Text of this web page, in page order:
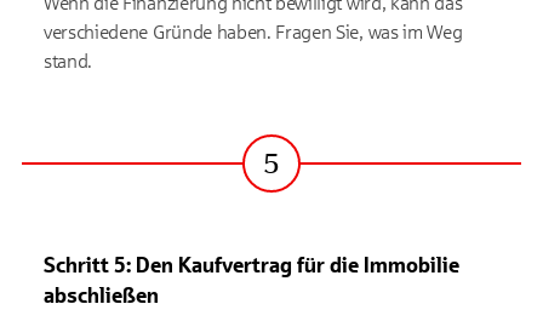
verschiedene Gründe haben. Fragen Sie, was im Weg
stand.
Schritt
5
Schritt 5: Den Kaufvertrag für die Immobilie
abschließen